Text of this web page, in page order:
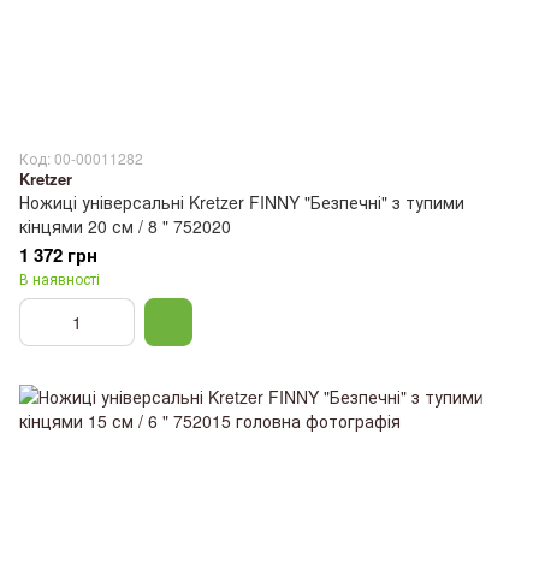
Код: 00-00011282
Kretzer
Ножиці універсальні Kretzer FINNY "Безпечні" з тупими
кінцями 20 см / 8 " 752020
1 372 грн
В наявності